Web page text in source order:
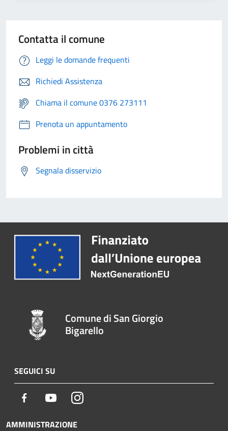
Contatta il comune
Leggi le domande frequenti
Richiedi Assistenza
Chiama il comune 0376 273111
Prenota un appuntamento
Problemi in città
Segnala disservizio
Comune di San Giorgio
Bigarello
SEGUICI SU
Facebook YoutubeInstagram
AMMINISTRAZIONE